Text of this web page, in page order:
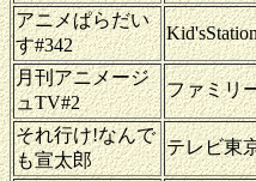
アニメぱらだい
す#342
月刊アニメージ
ュTV#2
ファミリ
それ行け!なんで
も宣太郎
テレビ東